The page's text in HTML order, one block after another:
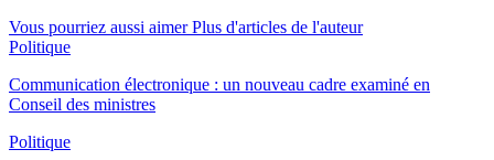
Vous pourriez aussi aimer Plus d'articles de l'auteur
Politique
Communication électronique : un nouveau cadre examiné en
Conseil des ministres
Politique